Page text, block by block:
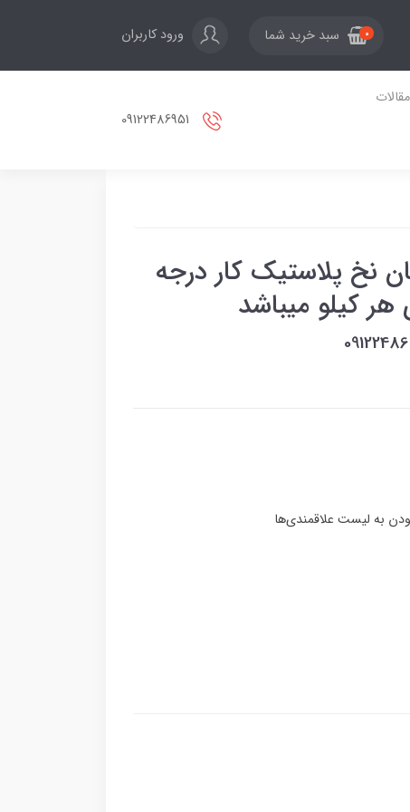
0 سبد خرید شما ورود کاربران
مقالات
نخ پلاستیک کار درجه
کیلو میباشد